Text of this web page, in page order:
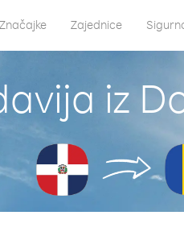
Značajke Zajednice
iz